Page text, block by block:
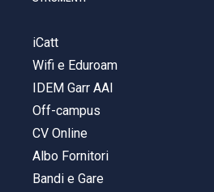
iCatt
Wifi e Eduroam
IDEM Garr AAI
Off-campus
CV Online
Albo Fornitori
Bandi e Gare